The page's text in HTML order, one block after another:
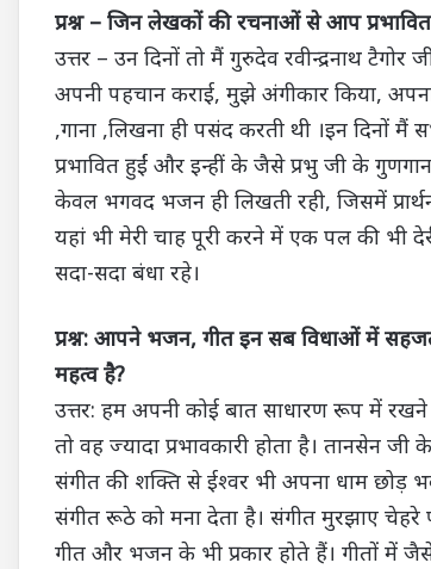
प्रश्न – जिन लेखकों की रचनाओं से आप
उत्तर – उन दिनों तो मैं गुरुदेव रवीन्द्रनाथ
अपनी पहचान कराई, मुझे अंगीकार किया,
,गाना ,लिखना ही पसंद करती थी ।इन दिनों मैं
प्रभावित हुईं और इन्हीं के जैसे प्रभु जी के
केवल भगवद भजन ही लिखती रही, जिसमें
यहां भी मेरी चाह पूरी करने में एक पल की भी
सदा-सदा बंधा रहे।
प्रश्न: आपने भजन, गीत इन सब विधाओं में
महत्व है?
उत्तर: हम अपनी कोई बात साधारण रूप में रखने
तो वह ज्यादा प्रभावकारी होता है। तानसेन
संगीत की शक्ति से ईश्वर भी अपना धाम छोड़
संगीत रूठे को मना देता है। संगीत मुरझाए चेहरे
गीत और भजन के भी प्रकार होते हैं। गीतों में जैसे